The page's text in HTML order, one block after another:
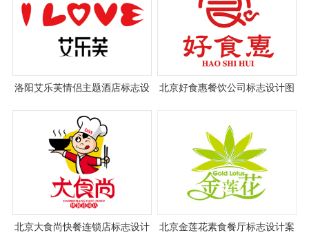
洛阳艾乐芙情侣主题酒店标志设
北京好食惠餐饮公司标志设计图
北京大食尚快餐连锁店标志设计
北京金莲花素食餐厅标志设计案